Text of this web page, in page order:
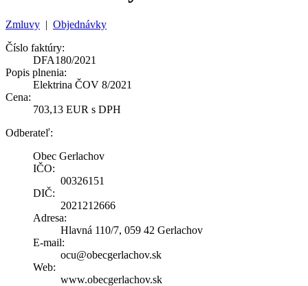
Zmluvy | Objednávky
Číslo faktúry:
DFA180/2021
Popis plnenia:
Elektrina ČOV 8/2021
Cena:
703,13 EUR s DPH
Odberateľ:
Obec Gerlachov
IČO:
00326151
DIČ:
2021212666
Adresa:
Hlavná 110/7, 059 42 Gerlachov
E-mail:
ocu@obecgerlachov.sk
Web:
www.obecgerlachov.sk